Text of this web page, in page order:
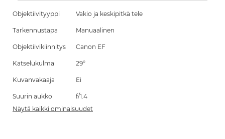
Objektiivityyppi Vakio ja keskipitkä tele
Tarkennustapa Manuaalinen
Objektiivikiinnitys Canon EF
Katselukulma 29°
Kuvanvakaaja Ei
Suurin aukko
f/1.4
Näytä kaikki ominaisuudet